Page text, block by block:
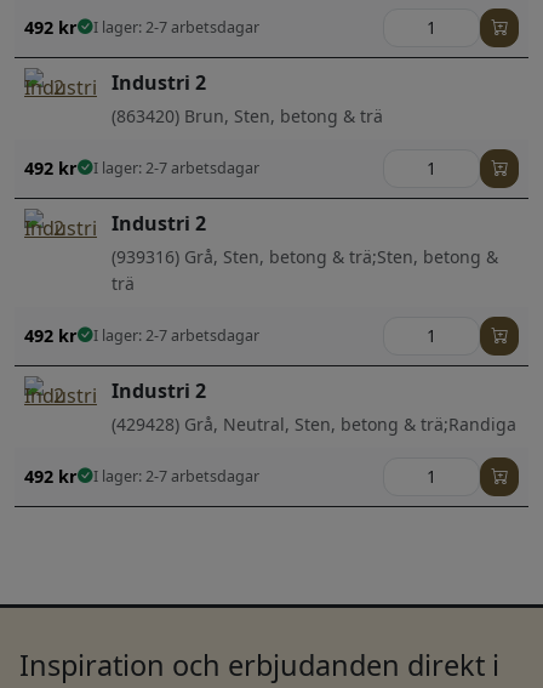
492 kr I lager: 2-7 arbetsdagar
Industri 2
(863420) Brun, Sten, betong & trä
492 kr I lager: 2-7 arbetsdagar
Industri 2
(939316) Grå, Sten, betong & trä;Sten, betong &
trä
492 kr I lager: 2-7 arbetsdagar
Industri 2
(429428) Grå, Neutral, Sten, betong & trä;Randiga
492 kr I lager: 2-7 arbetsdagar
Inspiration och erbjudanden direkt i